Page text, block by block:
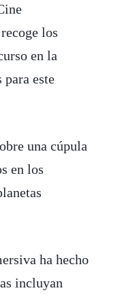
los
en la
este
una cúpula
en los
ha hecho
incluyan